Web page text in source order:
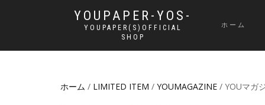
YOUPAPER-YOS-
YOUPAPER(S)OFFICIAL
SHOP
ホーム
ホーム / LIMITED ITEM / YOUMAGAZINE / YOUマガ